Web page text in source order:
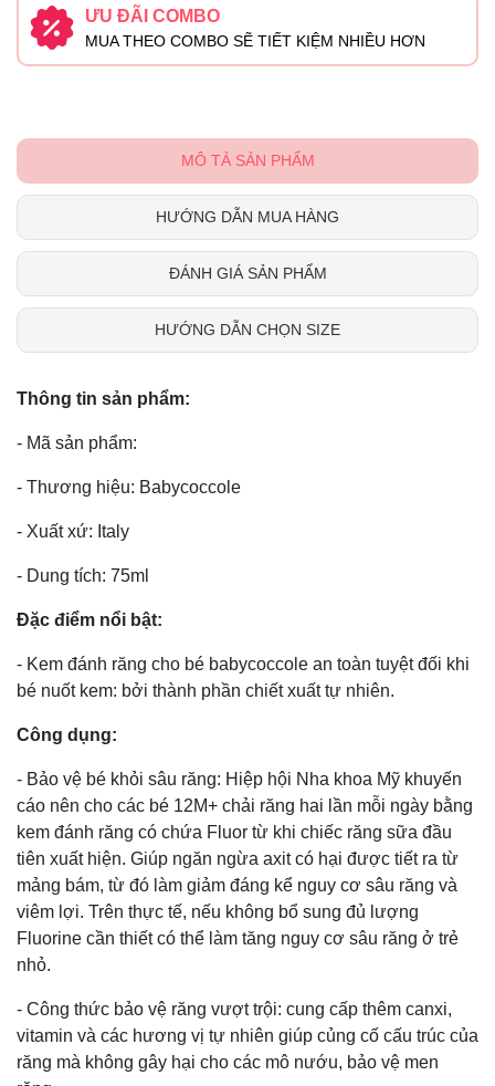
ƯU ĐÃI COMBO
MUA THEO COMBO SẼ TIẾT KIỆM NHIỀU HƠN
MÔ TẢ SẢN PHẨM
HƯỚNG DẪN MUA HÀNG
ĐÁNH GIÁ SẢN PHẨM
HƯỚNG DẪN CHỌN SIZE
Thông tin sản phẩm:
- Mã sản phẩm:
- Thương hiệu: Babycoccole
- Xuất xứ: Italy
- Dung tích: 75ml
Đặc điểm nổi bật:
- Kem đánh răng cho bé babycoccole an toàn tuyệt đối khi
bé nuốt kem: bởi thành phần chiết xuất tự nhiên.
Công dụng:
- Bảo vệ bé khỏi sâu răng: Hiệp hội Nha khoa Mỹ khuyến
cáo nên cho các bé 12M+ chải răng hai lần mỗi ngày bằng
kem đánh răng có chứa Fluor từ khi chiếc răng sữa đầu
tiên xuất hiện. Giúp ngăn ngừa axit có hại được tiết ra từ
mảng bám, từ đó làm giảm đáng kể nguy cơ sâu răng và
viêm lợi. Trên thực tế, nếu không bổ sung đủ lượng
Fluorine cần thiết có thể làm tăng nguy cơ sâu răng ở trẻ
nhỏ.
- Công thức bảo vệ răng vượt trội: cung cấp thêm canxi,
vitamin và các hương vị tự nhiên giúp củng cố cấu trúc của
răng mà không gây hại cho các mô nướu, bảo vệ men